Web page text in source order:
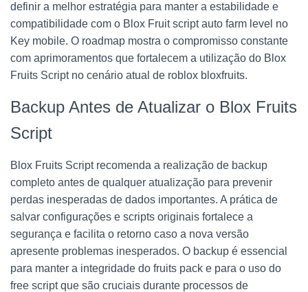
definir a melhor estratégia para manter a estabilidade e
compatibilidade com o Blox Fruit script auto farm level no
Key mobile. O roadmap mostra o compromisso constante
com aprimoramentos que fortalecem a utilização do Blox
Fruits Script no cenário atual de roblox bloxfruits.
Backup Antes de Atualizar o Blox Fruits
Script
Blox Fruits Script recomenda a realização de backup
completo antes de qualquer atualização para prevenir
perdas inesperadas de dados importantes. A prática de
salvar configurações e scripts originais fortalece a
segurança e facilita o retorno caso a nova versão
apresente problemas inesperados. O backup é essencial
para manter a integridade do fruits pack e para o uso do
free script que são cruciais durante processos de